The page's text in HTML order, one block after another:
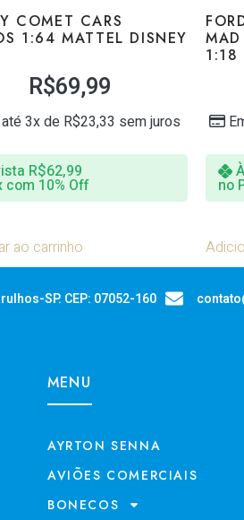
COMET CARS
1:64 MATTEL DISNEY
R$69,99
3x de R$23,33 sem juros
R$62,99
com 10% Off
ao carrinho
1:18
no
SP. CEP: 07052-160
MENU
AYRTON SENNA
AVIÕES COMERCIAIS
BONECOS